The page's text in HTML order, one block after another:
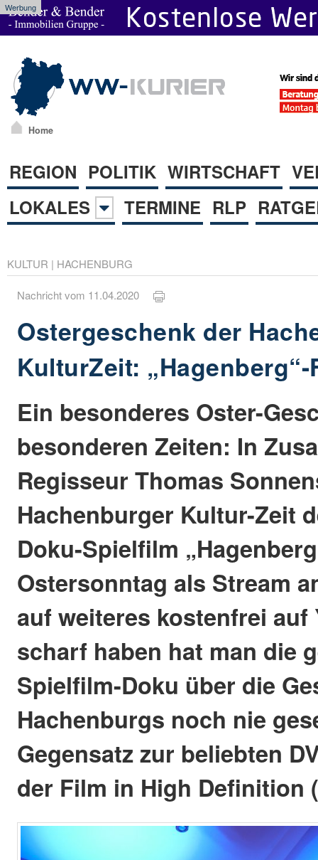
Werbung
Home
REGION POLITIK WIRTSCHAFT
LOKALES
TERMINE RLP
KULTUR | HACHENBURG
Nachricht vom 11.04.2020
Ostergeschenk der
KulturZeit:
Ein besonderes Oster-
besonderen Zeiten: In
Regisseur Thomas
Hachenburger Kultur-Zeit
Doku-Spielfilm
Ostersonntag als Stream
auf weiteres kostenfrei auf
scharf haben hat man die
Spielfilm-Doku über die
Hachenburgs noch nie
Gegensatz zur beliebten
der Film in High Definition